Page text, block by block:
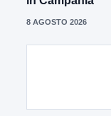
8 AGOSTO 2026